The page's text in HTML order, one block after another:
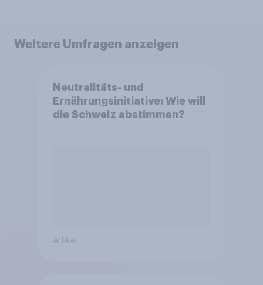
Weitere Umfragen anzeigen
Neutralitäts- und
Ernährungsinitiative: Wie will
die Schweiz abstimmen?
Artikel